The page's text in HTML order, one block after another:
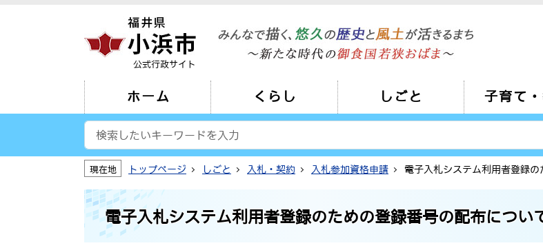
公式行政サイト
ホーム くらし しごと 子育て
現在地 トップページ しごと 入札・契約 入札参加資格申請 電子入札システム利用者登録
電子入札システム利用者登録のための登録番号の配布につい